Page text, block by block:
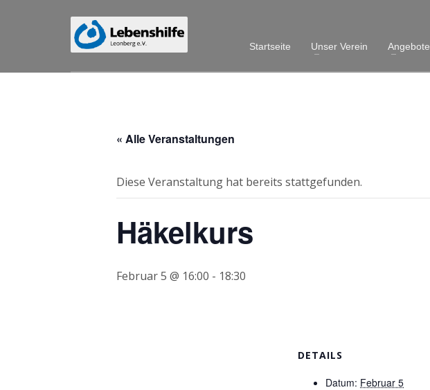
Startseite Unser Verein Angebote
« Alle Veranstaltungen
Diese Veranstaltung hat bereits stattgefunden.
Häkelkurs
Februar 5 @ 16:00 - 18:30
DETAILS
Datum: Februar 5